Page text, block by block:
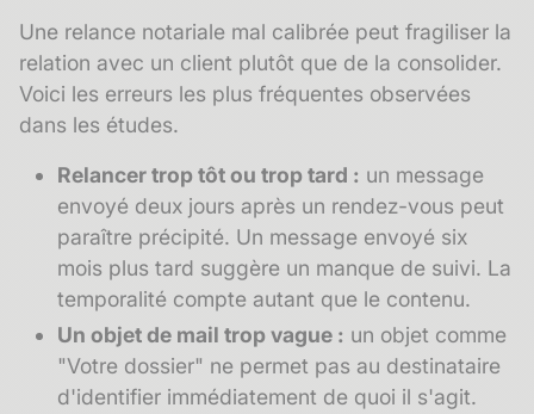
Une relance notariale mal calibrée peut fragiliser la
relation avec un client plutôt que de la consolider.
Voici les erreurs les plus fréquentes observées
dans les études.
Relancer trop tôt ou trop tard : un message
envoyé deux jours après un rendez-vous peut
paraître précipité. Un message envoyé six
mois plus tard suggère un manque de suivi. La
temporalité compte autant que le contenu.
Un objet de mail trop vague : un objet comme
"Votre dossier" ne permet pas au destinataire
d'identifier immédiatement de quoi il s'agit.